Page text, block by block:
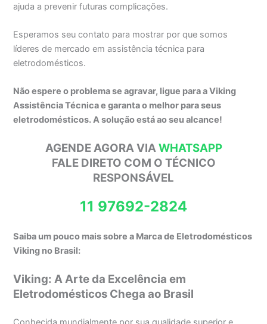
ajuda a prevenir futuras complicações.
Esperamos seu contato para mostrar por que somos
líderes de mercado em assistência técnica para
eletrodomésticos.
Não espere o problema se agravar, ligue para a Viking
Assistência Técnica e garanta o melhor para seus
eletrodomésticos. A solução está ao seu alcance!
AGENDE AGORA VIAWHATSAPP
FALE DIRETO COM O TÉCNICO
RESPONSÁVEL
11 97692-2824
Saiba um pouco mais sobre a Marca de Eletrodomésticos
Viking no Brasil:
Viking: A Arte da Excelência em
Eletrodomésticos Chega ao Brasil